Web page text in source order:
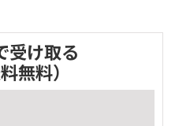
受け取る
料無料）